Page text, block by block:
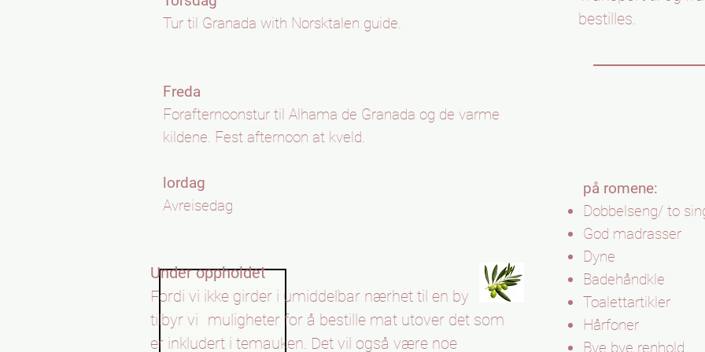
Tur til Granada with Norsktalen guide.
Freda
Forafternoonstur til Alhama de Granada og de varme
kildene. Fest afternoon at kveld.
lordag
Avreisedag
Under oppholdet
Fordi vi ikke girder i umiddelbar nærhet til en by
tilbyr vi muligheter for å bestille mat utover det som
er inkludert i temauken. Det vil også være noe
bestilles.
på romene:
Dobbelseng/ to
God madrasser
Dyne
Badehåndkle
Toalettartikler
Hårfoner
Bye bye renhold